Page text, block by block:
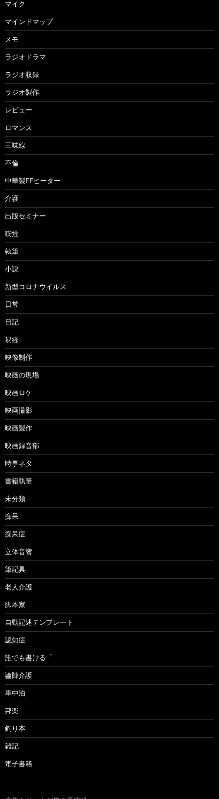
マイク
マインドマップ
メモ
ラジオドラマ
ラジオ収録
ラジオ製作
レビュー
ロマンス
三味線
不倫
中華製FFヒーター
介護
出版セミナー
喫煙
執筆
小説
新型コロナウイルス
日常
日記
易経
映像制作
映画の現場
映画ロケ
映画撮影
映画製作
映画録音部
時事ネタ
書籍執筆
未分類
痴呆
痴呆症
立体音響
筆記具
老人介護
脚本家
自動記述テンプレート
認知症
誰でも書ける「
論陣介護
車中泊
邦楽
釣り本
雑記
電子書籍